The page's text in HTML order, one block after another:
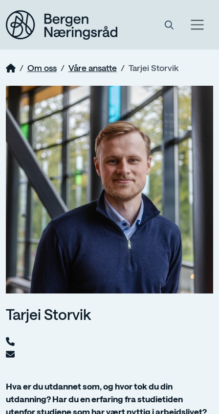
Om oss Våre ansatte Tarjei Storvik
Tarjei Storvik
Hva er du utdannet som, og hvor tok du din
utdanning? Har du en erfaring fra studietiden
utenfor studiene som har vært nyttig i arbeidslivet?